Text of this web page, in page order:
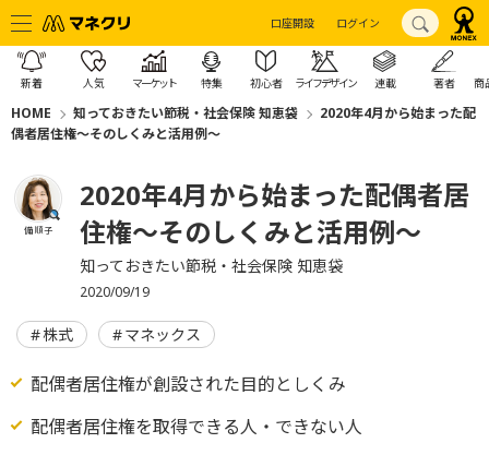
口座開設 ログイン
新着 人気 マーケット 特集 初心者 ライフデザイン 連載 著者 商
HOME 知っておきたい節税・社会保険 知恵袋
2020年4月から始まった配
偶者居住権～そのしくみと活用例～
備 順子
2020年4月から始まった配偶者居
住権～そのしくみと活用例～
知っておきたい節税・社会保険 知恵袋
2020/09/19
株式 マネックス
配偶者居住権が創設された目的としくみ
配偶者居住権を取得できる人・できない人